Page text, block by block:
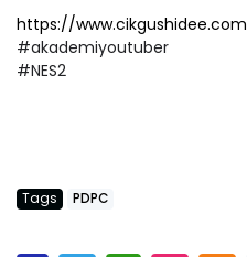
https://www.cikgushidee.com
#akademiyoutuber
#NES2
Tags PDPC